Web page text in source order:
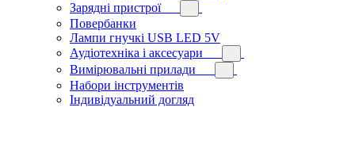
Зарядні пристрої
Повербанки
Лампи гнучкі USB LED 5V
Аудіотехніка і аксесуари
Вимірювальні прилади
Набори інструментів
Індивідуальний догляд